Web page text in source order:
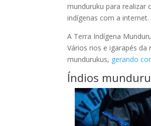
munduruku para realizar
indígenas com a internet.
A Terra Indígena
Vários rios e igarapés
mundurukus, gerando
Índios